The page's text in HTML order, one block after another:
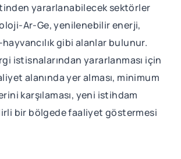
yararlanabilecek sektörler
Ar-Ge, yenilenebilir enerji,
gibi alanlar bulunur.
istisnalarından yararlanması için
alanında yer alması, minimum
karşılaması, yeni istihdam
bir bölgede faaliyet göstermesi